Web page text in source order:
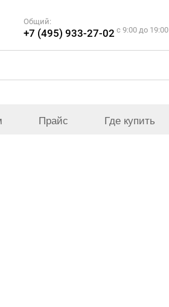
Общий:
+7 (495) 933-27-02 c 9:00 до 19:00
Прайс Где купить